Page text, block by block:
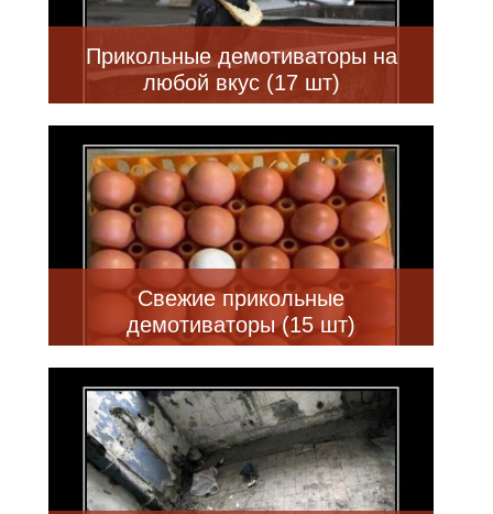
Прикольные демотиваторы на
любой вкус (17 шт)
Свежие прикольные
демотиваторы (15 шт)